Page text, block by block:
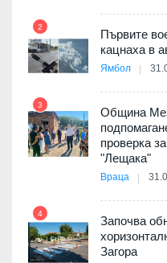
2
Първите
кацнаха в
Ямбол
3
Община
проверка
"Лещака"
Враца
4
Започва
Загора